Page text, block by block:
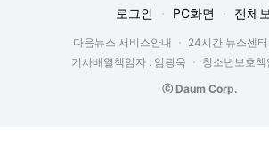
로그인 PC화면 전체
다음뉴스 서비스안내 24시간 뉴스센터
기사배열책임자 : 임광욱
청소년보호책
ⓒ Daum Corp.